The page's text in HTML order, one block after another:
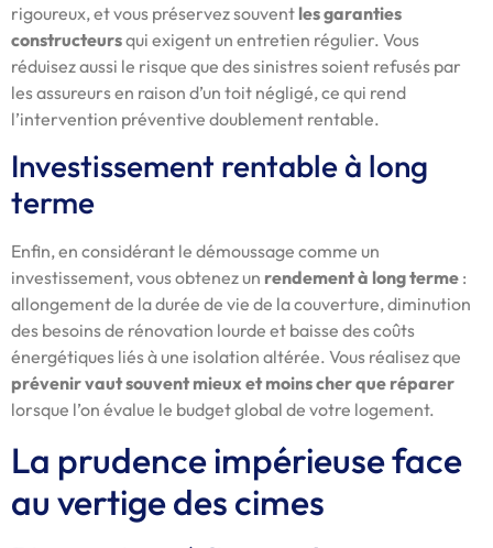
rigoureux, et vous préservez souvent les garanties
constructeursqui exigent un entretien régulier. Vous
réduisez aussi le risque que des sinistres soient refusés par
les assureurs en raison d’un toit négligé, ce qui rend
l’intervention préventive doublement rentable.
Investissement rentable à long
terme
Enfin, en considérant le démoussage comme un
investissement, vous obtenez un rendement à long terme :
allongement de la durée de vie de la couverture, diminution
des besoins de rénovation lourde et baisse des coûts
énergétiques liés à une isolation altérée. Vous réalisez que
prévenir vaut souvent mieux et moins cher que réparer
lorsque l’on évalue le budget global de votre logement.
La prudence impérieuse face
au vertige des cimes